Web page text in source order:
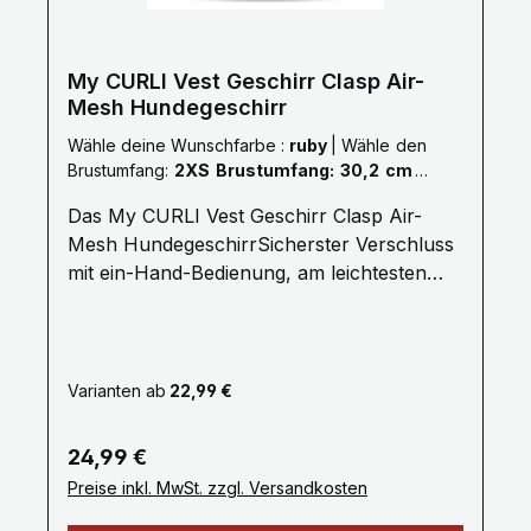
Elemente am Hals; zusätzliche Sicherheit in
der DunkelheitDog Finder ID als Hilfe Ihren
Hund wiederzufinden, falls er verloren
gehen sollte Pflegehinweise: 30° / Kein
Klettverschluss Schließen Gewicht: 0,033
kg Stoff: Polyester / Klettverschluss: Nylon
/ Bänder: PP / Curli Schnalle: POM
My CURLI Vest Geschirr Clasp Air-
Mesh Hundegeschirr
Wähle deine Wunschfarbe : ruby
Brustumfang: 2XS Brustumfang: 30,2 cm -
Das My CURLI Vest Geschirr Clasp Air-
Mesh HundegeschirrSicherster Verschluss
mit ein-Hand-Bedienung, am leichtesten
lässt sich ganz bequem einhändig
POM Material der Schnalle, hält Zuglasten
bis 100kg Problemlos stand„curli clasp“-
Schnalle reduziert Lärm und GewichtSoft-
Varianten ab 22,99 €
Regulärer Preis:
24,99 €
Preise inkl. MwSt. zzgl. Versandkosten